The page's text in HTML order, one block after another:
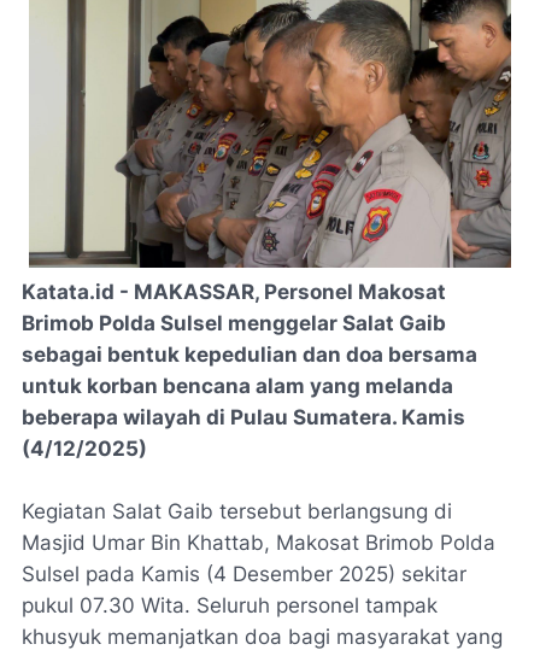
Katata.id - MAKASSAR, Personel Makosat
Brimob Polda Sulsel menggelar Salat Gaib
sebagai bentuk kepedulian dan doa bersama
untuk korban bencana alam yang melanda
beberapa wilayah di Pulau Sumatera. Kamis
(4/12/2025)
Kegiatan Salat Gaib tersebut berlangsung di
Masjid Umar Bin Khattab, Makosat Brimob Polda
Sulsel pada Kamis (4 Desember 2025) sekitar
pukul 07.30 Wita. Seluruh personel tampak
khusyuk memanjatkan doa bagi masyarakat yang